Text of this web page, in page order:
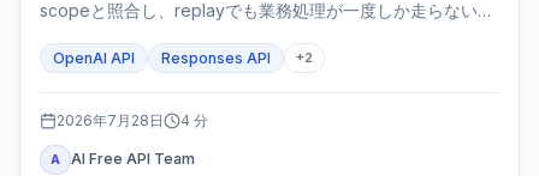
scopeと照合し、replayでも業務処理が一度しか走らないこ
OpenAI API Responses API +2
2026年7月28日 4 分
A AI Free API Team